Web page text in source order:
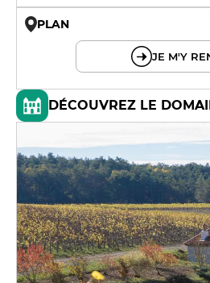
PLAN
JE M'Y
DÉCOUVREZ LE